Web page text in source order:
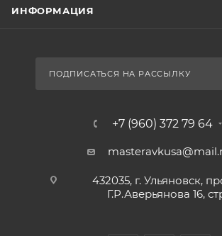
ИНФОРМАЦИЯ
ПОДПИСАТЬСЯ НА РАССЫЛКУ
+7 (960) 372 79 64
432035, г. Ульяновск,
Г.Р.Аверьянова 16,